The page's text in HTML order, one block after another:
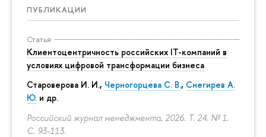
ПУБЛИКАЦИИ
Статья
Клиентоцентричность российских IT-компаний в
условиях цифровой трансформации бизнеса
Староверова И. И., Черногорцева С. В., Снегирев А.
Ю. и др.
Российский журнал менеджмента. 2026. Т. 24. № 1.
С. 93-113.